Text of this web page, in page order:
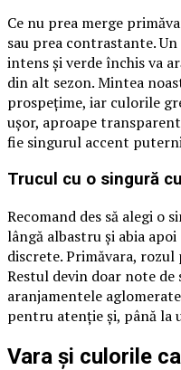
Ce nu prea merge
sau prea contrastante.
intens și verde închis va
din alt sezon. Mintea
prospețime, iar culorile
ușor, aproape
fie singurul accent
Trucul cu o singură
Recomand des să alegi o
lângă albastru și abia
discrete. Primăvara,
Restul devin doar note de
aranjamentele
pentru atenție și, până la
Vara și culorile